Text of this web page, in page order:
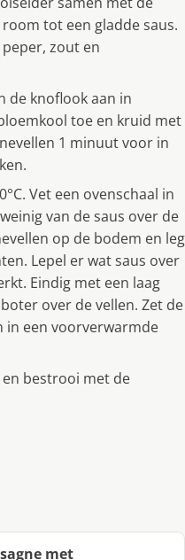
tot een gladde saus.
zout en
de knoflook aan in
toe en kruid met
1 minuut voor in
Vet een ovenschaal in
van de saus over de
op de bodem en leg
Lepel er wat saus over
Eindig met een laag
over de vellen. Zet de
in een voorverwarmde
bestrooi met de
met